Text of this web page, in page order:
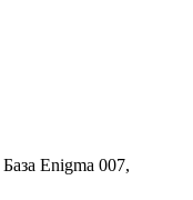
База Enigma 007,